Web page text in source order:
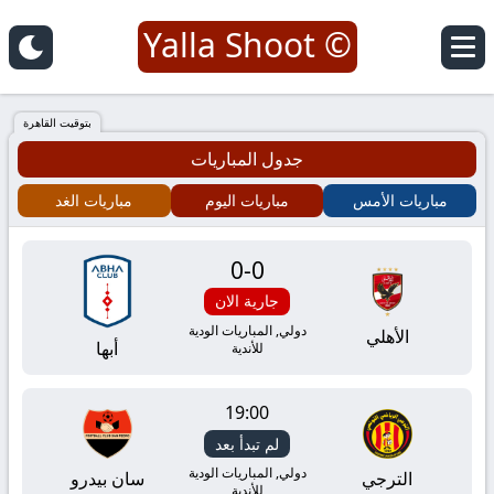
يلا
شوت
|
Yalla
Shoot
© Yalla Shoot
بتوقيت القاهرة
جدول المباريات
مباريات الأمس مباريات اليوم مباريات الغد
الأهلي
0
-
0
جارية الان
دولي, المباريات الودية
للأندية
أبها
الترجي
19:00
لم تبدأ بعد
دولي, المباريات الودية
سان بيدرو